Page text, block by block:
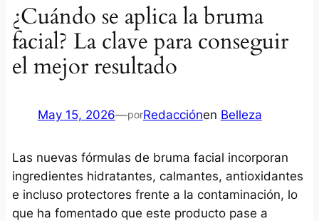
¿Cuándo se aplica la bruma
facial? La clave para conseguir
el mejor resultado
May 15, 2026—porRedacciónen Belleza
Las nuevas fórmulas de bruma facial incorporan
ingredientes hidratantes, calmantes, antioxidantes
e incluso protectores frente a la contaminación, lo
que ha fomentado que este producto pase a